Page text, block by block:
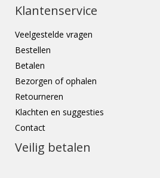
Klantenservice
Veelgestelde vragen
Bestellen
Betalen
Bezorgen of ophalen
Retourneren
Klachten en suggesties
Contact
Veilig betalen